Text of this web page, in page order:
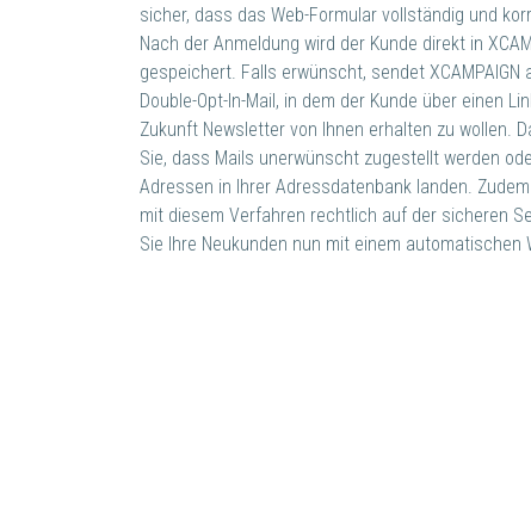
sicher, dass das Web-Formular vollständig und
Nach der Anmeldung wird der Kunde direkt in
gespeichert. Falls erwünscht, sendet XCAMPAIGN
Double-Opt-In-Mail, in dem der Kunde über einen
Zukunft Newsletter von Ihnen erhalten zu wollen.
Sie, dass Mails unerwünscht zugestellt werden
Adressen in Ihrer Adressdatenbank landen.
mit diesem Verfahren rechtlich auf der sicheren
Sie Ihre Neukunden nun mit einem automatischen